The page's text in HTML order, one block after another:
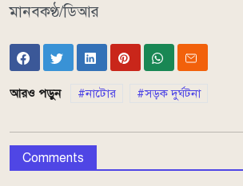
মানবকণ্ঠ/ডিআর
আরও পড়ুন নাটোর সড়ক দুর্ঘটনা
Comments